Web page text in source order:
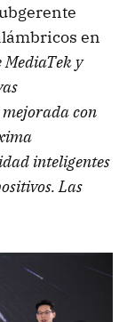
en
MediaTek y
con
inteligentes
Las